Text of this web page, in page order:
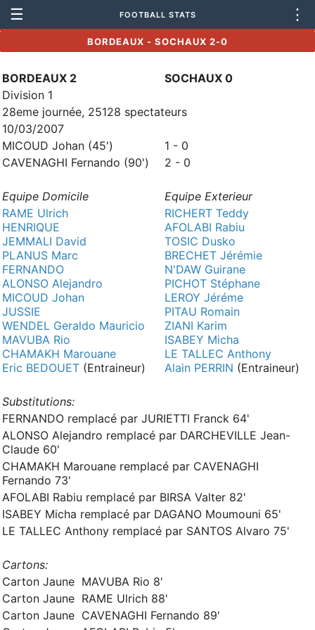
☰ FOOTBALL STATS ⋮
BORDEAUX - SOCHAUX 2-0
BORDEAUX 2
SOCHAUX 0
Division 1
28eme journée, 25128 spectateurs
10/03/2007
MICOUD Johan (45')
1 - 0
CAVENAGHI Fernando (90')
2 - 0
Equipe Domicile
Equipe Exterieur
RAME Ulrich
HENRIQUE
JEMMALI David
PLANUS Marc
FERNANDO
ALONSO Alejandro
MICOUD Johan
JUSSIE
WENDEL Geraldo Mauricio
MAVUBA Rio
CHAMAKH Marouane
Eric BEDOUET (Entraineur)
RICHERT Teddy
AFOLABI Rabiu
TOSIC Dusko
BRECHET Jérémie
N'DAW Guirane
PICHOT Stéphane
LEROY Jéréme
PITAU Romain
ZIANI Karim
ISABEY Micha
LE TALLEC Anthony
Alain PERRIN (Entraineur)
Substitutions:
FERNANDO remplacé par JURIETTI Franck 64'
ALONSO Alejandro remplacé par DARCHEVILLE Jean-
Claude 60'
CHAMAKH Marouane remplacé par CAVENAGHI
Fernando 73'
AFOLABI Rabiu remplacé par BIRSA Valter 82'
ISABEY Micha remplacé par DAGANO Moumouni 65'
LE TALLEC Anthony remplacé par SANTOS Alvaro 75'
Cartons:
Carton Jaune MAVUBA Rio 8'
Carton Jaune RAME Ulrich 88'
Carton Jaune CAVENAGHI Fernando 89'